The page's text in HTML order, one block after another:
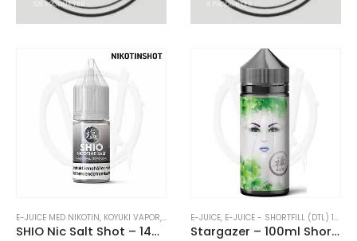
PRODUKTER PRODUKTER
E-JUICE MED NIKOTIN, KOYUKI VAPOR, NIKOTINSALT (NICSALT), NIKOTINSHOTS
SHIO Nic Salt Shot – 14mg
E-JUICE, E-JUICE - SHORTFILL (DTL) 100ML
Stargazer – 100ml Short Fill